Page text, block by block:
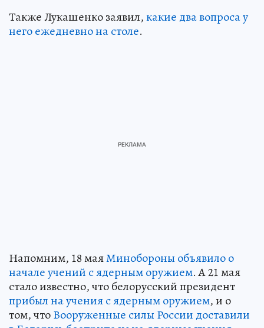
Также Лукашенко заявил,какие два вопроса у
него ежедневно на столе.
Напомним, 18 маяМинобороны объявило о
начале учений с ядерным оружием. А 21 мая
стало известно, что белорусский президент
прибыл на учения с ядерным оружием, и о
том, чтоВооруженные силы России доставили